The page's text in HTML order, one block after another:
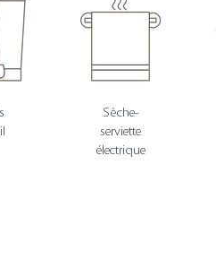
Sèche-
serviette
électrique